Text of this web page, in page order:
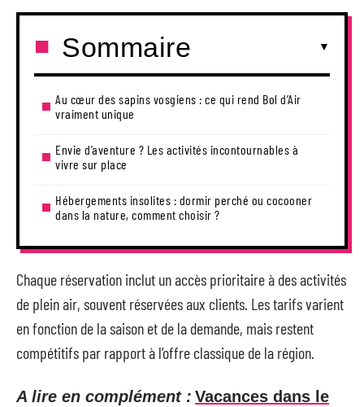
Sommaire
Au cœur des sapins vosgiens : ce qui rend Bol d’Air
vraiment unique
Envie d’aventure ? Les activités incontournables à
vivre sur place
Hébergements insolites : dormir perché ou cocooner
dans la nature, comment choisir ?
Chaque réservation inclut un accès prioritaire à des activités
de plein air, souvent réservées aux clients. Les tarifs varient
en fonction de la saison et de la demande, mais restent
compétitifs par rapport à l’offre classique de la région.
A lire en complément : Vacances dans le